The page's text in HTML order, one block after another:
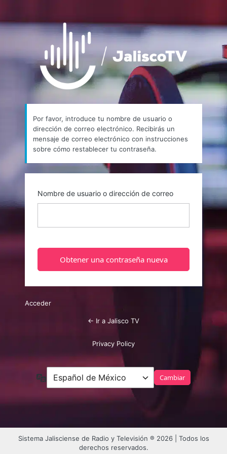
Contraseña
perdida
https://
Por favor, introduce tu nombre de usuario o
dirección de correo electrónico. Recibirás un
mensaje de correo electrónico con instrucciones
sobre cómo restablecer tu contraseña.
Nombre de usuario o dirección de correo
Acceder
← Ir a Jalisco TV
Privacy Policy
Idioma
Sistema Jalisciense de Radio y Televisión ® 2026 | Todos los
derechos reservados.